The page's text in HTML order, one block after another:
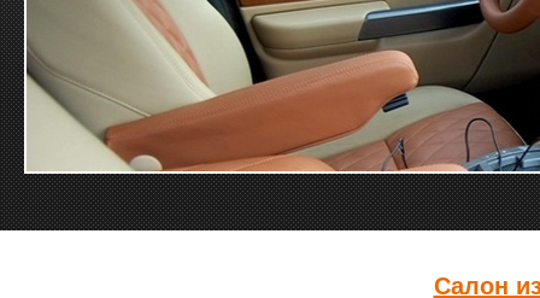
Салон